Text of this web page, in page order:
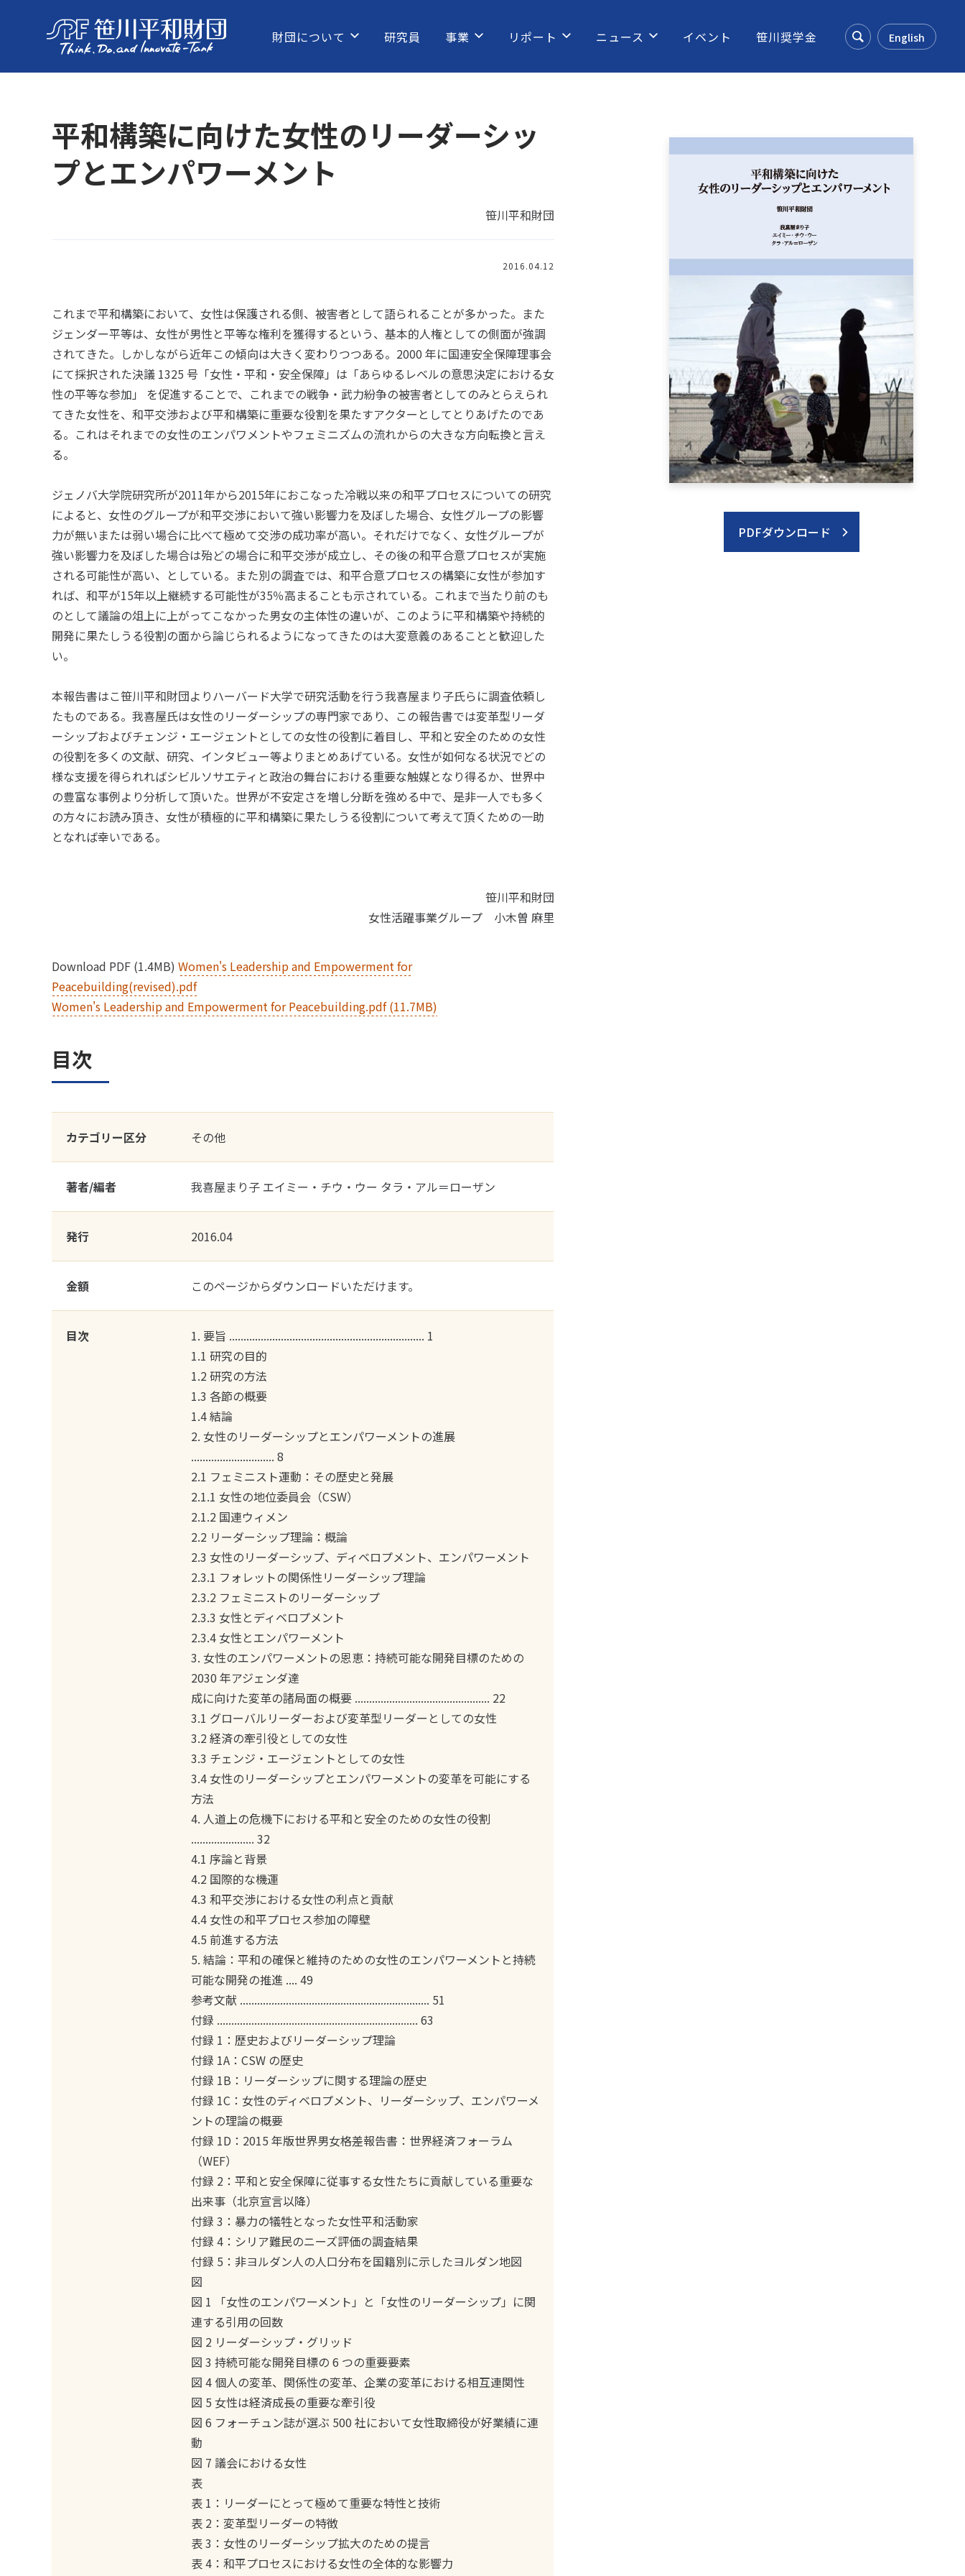
English
財団について 研究員 事業 リポート ニュース イベント 笹川奨学金
平和構築に向けた女性のリーダーシッ
プとエンパワーメント
笹川平和財団
2016.04.12
これまで平和構築において、女性は保護される側、被害者として語られることが多かった。また
ジェンダー平等は、女性が男性と平等な権利を獲得するという、基本的人権としての側面が強調
されてきた。しかしながら近年この傾向は大きく変わりつつある。2000 年に国連安全保障理事会
にて採択された決議 1325 号「女性・平和・安全保障」は「あらゆるレベルの意思決定における女
性の平等な参加」 を促進することで、これまでの戦争・武力紛争の被害者としてのみとらえられ
てきた女性を、和平交渉および平和構築に重要な役割を果たすアクターとしてとりあげたのであ
る。これはそれまでの女性のエンパワメントやフェミニズムの流れからの大きな方向転換と言え
る。
ジェノバ大学院研究所が2011年から2015年におこなった冷戦以来の和平プロセスについての研究
によると、女性のグループが和平交渉において強い影響力を及ぼした場合、女性グループの影響
力が無いまたは弱い場合に比べて極めて交渉の成功率が高い。それだけでなく、女性グループが
強い影響力を及ぼした場合は殆どの場合に和平交渉が成立し、その後の和平合意プロセスが実施
される可能性が高い、としている。また別の調査では、和平合意プロセスの構築に女性が参加す
れば、和平が15年以上継続する可能性が35％高まることも示されている。これまで当たり前のも
のとして議論の俎上に上がってこなかった男女の主体性の違いが、このように平和構築や持続的
開発に果たしうる役割の面から論じられるようになってきたのは大変意義のあることと歓迎した
い。
本報告書はこ笹川平和財団よりハーバード大学で研究活動を行う我喜屋まり子氏らに調査依頼し
たものである。我喜屋氏は女性のリーダーシップの専門家であり、この報告書では変革型リーダ
ーシップおよびチェンジ・エージェントとしての女性の役割に着目し、平和と安全のための女性
の役割を多くの文献、研究、インタビュー等よりまとめあげている。女性が如何なる状況でどの
様な支援を得られればシビルソサエティと政治の舞台における重要な触媒となり得るか、世界中
の豊富な事例より分析して頂いた。世界が不安定さを増し分断を強める中で、是非一人でも多く
の方々にお読み頂き、女性が積極的に平和構築に果たしうる役割について考えて頂くための一助
となれば幸いである。
笹川平和財団
女性活躍事業グループ 小木曽 麻里
Download PDF (1.4MB) Women's Leadership and Empowerment for
Peacebuilding(revised).pdf
Women's Leadership and Empowerment for Peacebuilding.pdf (11.7MB)
目次
カテゴリー区分 その他
著者/編者 我喜屋まり子 エイミー・チウ・ウー タラ・アル＝ローザン
発行 2016.04
金額 このページからダウンロードいただけます。
目次
1. 要旨 .................................................................... 1
1.1 研究の目的
1.2 研究の方法
1.3 各節の概要
1.4 結論
2. 女性のリーダーシップとエンパワーメントの進展
............................. 8
2.1 フェミニスト運動：その歴史と発展
2.1.1 女性の地位委員会（CSW）
2.1.2 国連ウィメン
2.2 リーダーシップ理論：概論
2.3 女性のリーダーシップ、ディベロプメント、エンパワーメント
2.3.1 フォレットの関係性リーダーシップ理論
2.3.2 フェミニストのリーダーシップ
2.3.3 女性とディベロプメント
2.3.4 女性とエンパワーメント
3. 女性のエンパワーメントの恩恵：持続可能な開発目標のための
2030 年アジェンダ達
成に向けた変革の諸局面の概要 ............................................... 22
3.1 グローバルリーダーおよび変革型リーダーとしての女性
3.2 経済の牽引役としての女性
3.3 チェンジ・エージェントとしての女性
3.4 女性のリーダーシップとエンパワーメントの変革を可能にする
方法
4. 人道上の危機下における平和と安全のための女性の役割
...................... 32
4.1 序論と背景
4.2 国際的な機運
4.3 和平交渉における女性の利点と貢献
4.4 女性の和平プロセス参加の障壁
4.5 前進する方法
5. 結論：平和の確保と維持のための女性のエンパワーメントと持続
可能な開発の推進 .... 49
参考文献 .................................................................. 51
付録 ...................................................................... 63
付録 1：歴史およびリーダーシップ理論
付録 1A：CSW の歴史
付録 1B：リーダーシップに関する理論の歴史
付録 1C：女性のディベロプメント、リーダーシップ、エンパワーメ
ントの理論の概要
付録 1D：2015 年版世界男女格差報告書：世界経済フォーラム
（WEF）
付録 2：平和と安全保障に従事する女性たちに貢献している重要な
出来事（北京宣言以降）
付録 3：暴力の犠牲となった女性平和活動家
付録 4：シリア難民のニーズ評価の調査結果
付録 5：非ヨルダン人の人口分布を国籍別に示したヨルダン地図
図
図 1 「女性のエンパワーメント」と「女性のリーダーシップ」に関
連する引用の回数
図 2 リーダーシップ・グリッド
図 3 持続可能な開発目標の 6 つの重要要素
図 4 個人の変革、関係性の変革、企業の変革における相互連関性
図 5 女性は経済成長の重要な牽引役
図 6 フォーチュン誌が選ぶ 500 社において女性取締役が好業績に連
動
図 7 議会における女性
表
表 1：リーダーにとって極めて重要な特性と技術
表 2：変革型リーダーの特徴
表 3：女性のリーダーシップ拡大のための提言
表 4：和平プロセスにおける女性の全体的な影響力
PDFダウンロード